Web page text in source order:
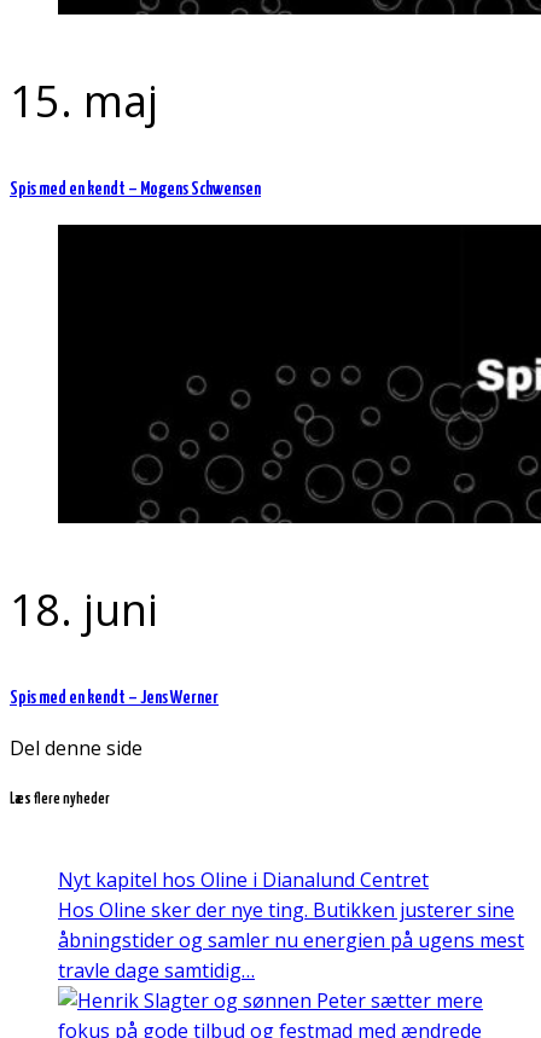
15. maj
Spis med en kendt – Mogens Schwensen
18. juni
Spis med en kendt – Jens Werner
Del denne side
Læs flere nyheder
Nyt kapitel hos Oline i Dianalund Centret
Hos Oline sker der nye ting. Butikken justerer sine
åbningstider og samler nu energien på ugens mest
travle dage samtidig…